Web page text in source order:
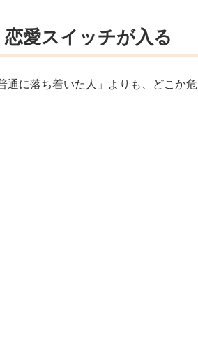
愛スイッチが入る
通に落ち着いた人」よりも、どこか危